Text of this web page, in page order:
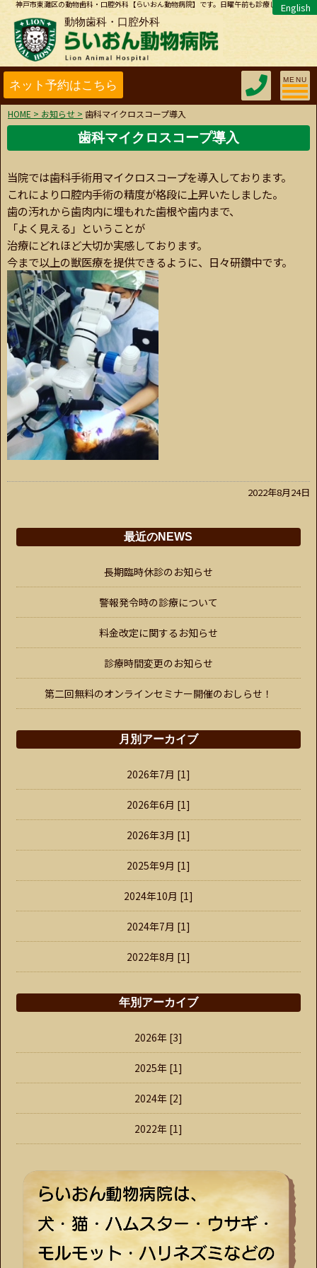
神戸市東灘区の動物歯科・口腔外科【らいおん動物病院】です。日曜午前も診療しています。
動物歯科・口腔外科
English
Toggle
MENU
HOME > お知らせ > 歯科マイクロスコープ導入
歯科マイクロスコープ導入
当院では歯科手術用マイクロスコープを導入しております。
これにより口腔内手術の精度が格段に上昇いたしました。
歯の汚れから歯肉内に埋もれた歯根や歯内まで、
「よく見える」ということが
治療にどれほど大切か実感しております。
今まで以上の獣医療を提供できるように、日々研鑽中です。
2022年8月24日
最近のNEWS
長期臨時休診のお知らせ
警報発令時の診療について
料金改定に関するお知らせ
診療時間変更のお知らせ
第二回無料のオンラインセミナー開催のおしらせ！
月別アーカイブ
2026年7月 [1]
2026年6月 [1]
2026年3月 [1]
2025年9月 [1]
2024年10月 [1]
2024年7月 [1]
2022年8月 [1]
年別アーカイブ
2026年 [3]
2025年 [1]
2024年 [2]
2022年 [1]